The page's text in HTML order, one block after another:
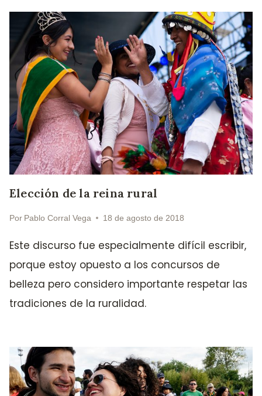
Elección de la reina rural
Por Pablo Corral Vega 18 de agosto de 2018
Este discurso fue especialmente difícil escribir,
porque estoy opuesto a los concursos de
belleza pero considero importante respetar las
tradiciones de la ruralidad.